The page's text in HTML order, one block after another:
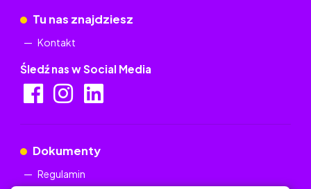
Tu nas znajdziesz
Kontakt
Śledź nas w Social Media
Dokumenty
Regulamin